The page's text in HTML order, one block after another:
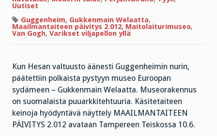
Uutiset
Guggenheim, Gukkenmain Welaatta,
Maailmantaiteen päivitys 2.012, Maitolaiturimuseo,
Van Gogh, Varikset viljapellon yllä
Kun Hesan valtuusto äänesti Guggenheimin nurin,
päätettiin polkaista pystyyn museo Euroopan
sydämeen – Gukkenmain Welaatta. Museorakennus
on suomalaista puuarkkitehtuuria. Käsitetaiteen
keinoja hyödyntävä näyttely MAAILMANTAITEEN
PÄIVITYS 2.012 avataan Tampereen Teiskossa 10.6.